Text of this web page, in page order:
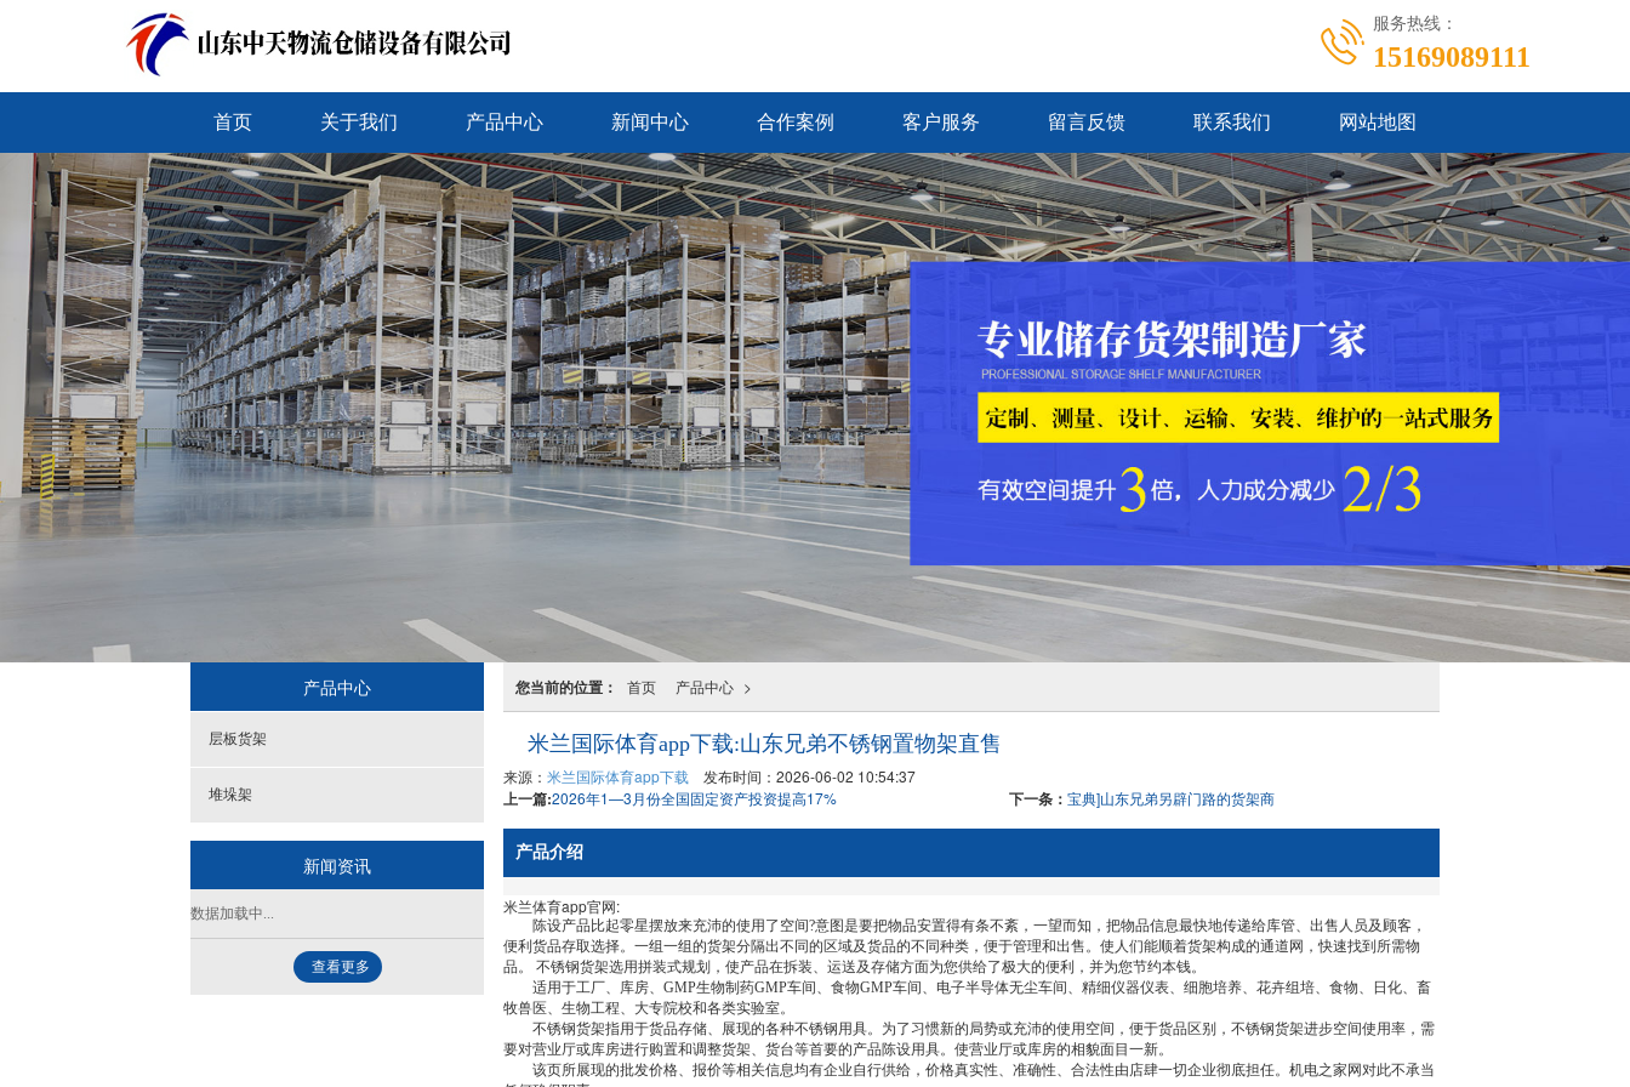
服务热线：
15169089111
首页 关于我们 产品中心 新闻中心 合作案例 客户服务 留言反馈 联系我们 网站地图
您当前的位置： 首页 >
产品中心
米兰国际体育app下载:山东兄弟不锈钢置物架直售
来源： 米兰国际体育app下载 发布时间：2026-06-02 10:54:37
上一篇:2026年1—3月份全国固定资产投资提高17% 下一条： 宝典]山东兄弟另辟门路的货架商
产品介绍
米兰体育app官网:
陈设产品比起零星摆放来充沛的使用了空间?意图是要把物品安置得有条不紊，一望而知，把物品信息最快地传递给库管、出售人员及顾客，
便利货品存取选择。一组一组的货架分隔出不同的区域及货品的不同种类，便于管理和出售。使人们能顺着货架构成的通道网，快速找到所需物
品。 不锈钢货架选用拼装式规划，使产品在拆装、运送及存储方面为您供给了极大的便利，并为您节约本钱。
适用于工厂、库房、GMP生物制药GMP车间、食物GMP车间、电子半导体无尘车间、精细仪器仪表、细胞培养、花卉组培、食物、日化、畜
牧兽医、生物工程、大专院校和各类实验室。
不锈钢货架指用于货品存储、展现的各种不锈钢用具。为了习惯新的局势或充沛的使用空间，便于货品区别，不锈钢货架进步空间使用率，需
要对营业厅或库房进行购置和调整货架、货台等首要的产品陈设用具。使营业厅或库房的相貌面目一新。
该页所展现的批发价格、报价等相关信息均有企业自行供给，价格真实性、准确性、合法性由店肆一切企业彻底担任。机电之家网对此不承当
产品中心
层板货架
堆垛架
新闻资讯
数据加载中...
查看更多